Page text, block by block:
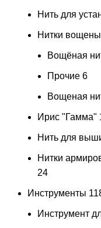
Нить для
Нитки
Вощёная
Прочие 6
Вощеная
Ирис "Гамма"
Нить для
Нитки
24
Инструменты
Инструмент